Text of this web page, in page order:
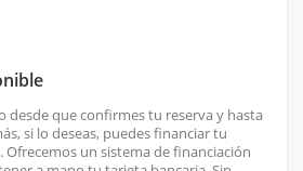
desde que confirmes tu reserva y hasta
si lo deseas, puedes financiar tu
Ofrecemos un sistema de financiación